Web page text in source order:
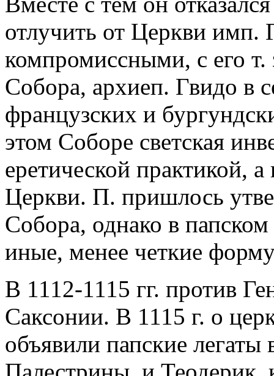
отлучить от Церкви имп.
компромиссными, с его
Собора, архиеп. Гвидо в
французских и
этом Соборе светская
еретической практикой,
Церкви. П. пришлось
Собора, однако в
иные, менее четкие
В 1112-1115 гг. против
Саксонии. В 1115 г. о
объявили папские